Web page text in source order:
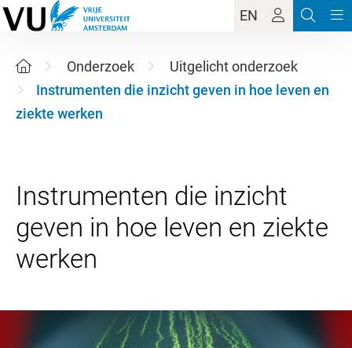
EN
Onderzoek
Uitgelicht onderzoek
Instrumenten die inzicht geven in hoe leven en
ziekte werken
Instrumenten die inzicht
geven in hoe leven en ziekte